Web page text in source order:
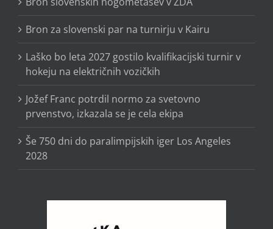
Bron za slovenski par na turnirju v Kairu
Laško bo leta 2027 gostilo kvalifikacijski turnir v
hokeju na električnih vozičkih
Jožef Franc potrdil normo za svetovno
prvenstvo, izkazala se je cela ekipa
Še 750 dni do paralimpijskih iger Los Angeles
2028